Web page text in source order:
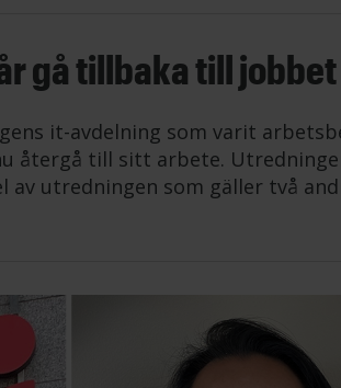
gå tillbaka till jobbet
it-avdelning som varit
återgå till sitt arbete.
av utredningen som gäller två